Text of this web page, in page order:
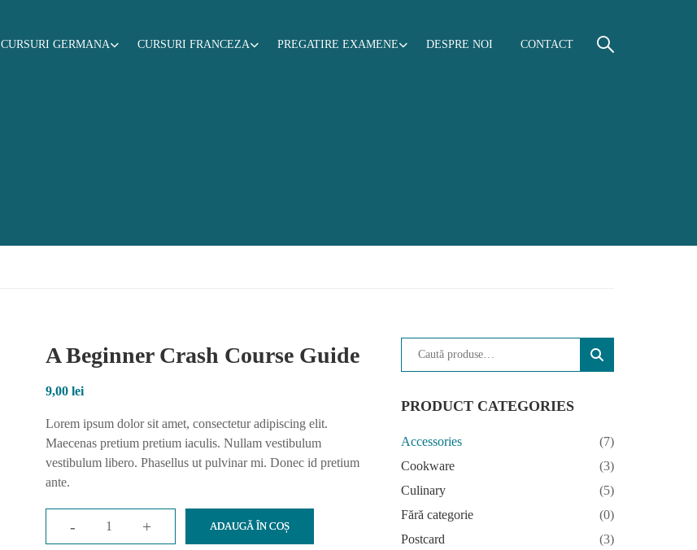
CURSURI GERMANA CURSURI FRANCEZA PREGATIRE EXAMENE DESPRE NOI CONTACT
A Beginner Crash Course Guide
9,00 lei
Lorem ipsum dolor sit amet, consectetur adipiscing elit.
Maecenas pretium pretium iaculis. Nullam vestibulum
vestibulum libero. Phasellus ut pulvinar mi. Donec id pretium
ante.
- + ADAUGĂ ÎN COȘ
CAUTĂ
PRODUCT CATEGORIES
Accessories
(7)
Cookware
(3)
Culinary
(5)
Fără categorie
(0)
Postcard
(3)